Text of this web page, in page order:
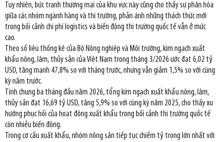
Tuy nhiên, bức tranh thương mại của khu vực này cũng cho thấy sự phân hóa
giữa các nhóm ngành hàng và thị trường, phản ánh những thách thức mới
trong bối cảnh chi phí logistics và biến động thị trường quốc tế vẫn ở mức
cao.
Theo số liệu thống kê của Bộ Nông nghiệp và Môi trường, kim ngạch xuất
khẩu nông, lâm, thủy sản của Việt Nam trong tháng 3/2026 ước đạt 6,02 tỷ
USD, tăng mạnh 47,8% so với tháng trước, nhưng vẫn giảm 1,5% so với cùng
kỳ năm trước.
Tính chung ba tháng đầu năm 2026, tổng kim ngạch xuất khẩu nông, lâm,
thủy sản đạt 16,69 tỷ USD, tăng 5,9% so với cùng kỳ năm 2025, cho thấy xu
hướng phục hồi của hoạt động xuất khẩu trong bối cảnh thị trường quốc tế
còn nhiều biến động.
Trong cơ cấu xuất khẩu, nhóm nông sản tiếp tục chiếm tỷ trọng lớn nhất với